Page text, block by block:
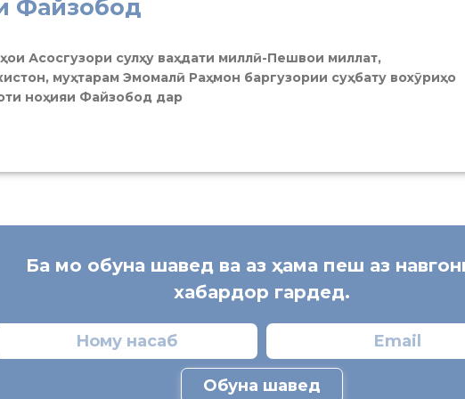
Файзобод
Асосгузори сулҳу ваҳдати миллӣ-Пешвои миллат,
муҳтарам Эмомалӣ Раҳмон баргузории суҳбату вохӯриҳо
ноҳияи Файзобод дар
Ба мо обуна шавед ва аз ҳама пеш аз
хабардор гардед.
Обуна шавед